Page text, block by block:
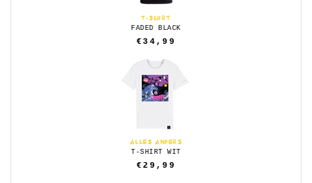
T-SHIRT
FADED BLACK
€34,99
ALLES ANDERS
T-SHIRT WIT
€29,99